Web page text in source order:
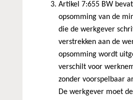
Artikel 7:655 BW
opsomming van de
die de werkgever
verstrekken aan de
opsomming wordt
verschilt voor
zonder voorspelbaar
De werkgever moet